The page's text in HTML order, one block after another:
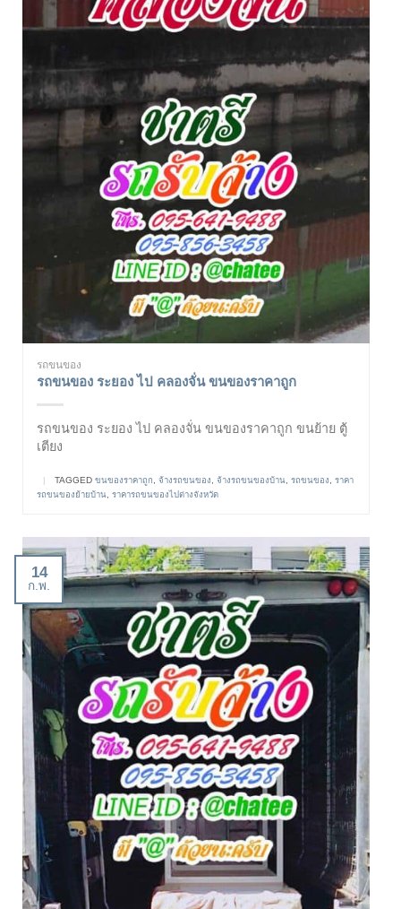
รถขนของ
รถขนของ ระยอง ไป คลองจั่น ขนของราคาถูก
รถขนของ ระยอง ไป คลองจั่น ขนของราคาถูก ขนย้าย ตู้
เตียง
| TAGGED ขนของราคาถูก จ้างรถขนของ จ้างรถขนของบ้าน รถขนของ
ราคา
รถขนของย้ายบ้าน ราคารถขนของไปต่างจังหวัด
14
ก.พ.